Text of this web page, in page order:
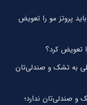
پروتز مو را تعویض
تعویض کرد؟
به تشک و صندلی‌تان
و صندلی‌تان ندارد؛